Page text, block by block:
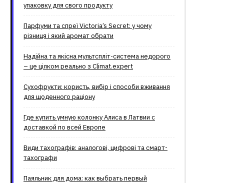
упаковку для свого продукту
Парфуми та спреї Victoria’s Secret: у чому
різниця і який аромат обрати
Надійна та якісна мультспліт-система недорого
– це цілком реально з Climat.еxpert
Сухофрукти: користь, вибір і способи вживання
для щоденного раціону
Где купить умную колонку Алиса в Латвии с
доставкой по всей Европе
Види тахографів: аналогові, цифрові та смарт-
тахографи
Паяльник для дома: как выбрать первый